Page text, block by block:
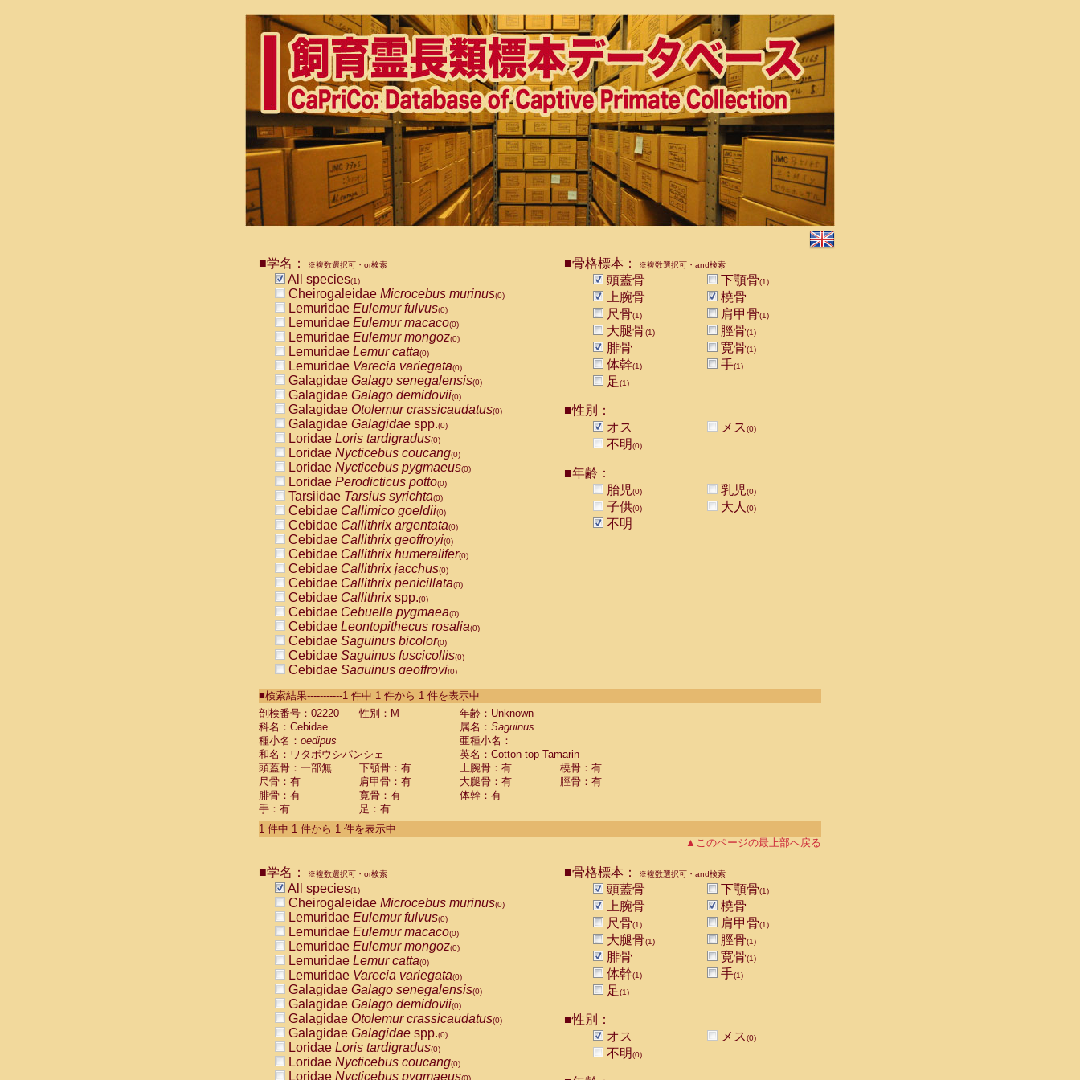
■学名： ※複数選択可・or検索
All species(1)
Cheirogaleidae Microcebus murinus(0)
Lemuridae Eulemur fulvus(0)
Lemuridae Eulemur macaco(0)
Lemuridae Eulemur mongoz(0)
Lemuridae Lemur catta(0)
Lemuridae Varecia variegata(0)
Galagidae Galago senegalensis(0)
Galagidae Galago demidovii(0)
Galagidae Otolemur crassicaudatus(0)
Galagidae Galagidae spp.(0)
Loridae Loris tardigradus(0)
Loridae Nycticebus coucang(0)
Loridae Nycticebus pygmaeus(0)
Loridae Perodicticus potto(0)
Tarsiidae Tarsius syrichta(0)
Cebidae Callimico goeldii(0)
Cebidae Callithrix argentata(0)
Cebidae Callithrix geoffroyi(0)
Cebidae Callithrix humeralifer(0)
Cebidae Callithrix jacchus(0)
Cebidae Callithrix penicillata(0)
Cebidae Callithrixspp.(0)
Cebidae Cebuella pygmaea(0)
Cebidae Leontopithecus rosalia(0)
Cebidae Saguinus bicolor(0)
Cebidae Saguinus fuscicollis(0)
Cebidae Saguinus geoffroyi(0)
CebidaeSaguinus labiatus(0)
Cebidae Saguinus leucopus (0)
Cebidae
Cebidae
CebidaeSaguinus nigricollis (0)
Cebidae Saguinus oedipus
Cebidae Saguinus weddelli
Cebidae Saguinusspp.
Cebidae Aotus trivirgatus
Cebidae Cebus albifrons
CebidaeCebus nigrivittatus
CebidaeCebus
CebidaeSaimiri boliviensis(0)
CebidaeSaimiri sciureus(0)
AtelidaeAlouatta caraya(0)
AtelidaeAlouatta fusca(0)
AtelidaeAlouatta seniculus
AtelidaeAlouattaspp.(0)
AtelidaeAteles belzebuth(0)
AtelidaeAteles geoffroyi(0)
AtelidaeAteles paniscus(0)
AtelidaeAtelesspp.(0)
Atelidae Lagothrix lagothricha
AtelidaeLagothrix lagothricha cana
PitheciidaeCacajao calvus rubicundus
■骨格標本： ※複数選択可・and検索
頭蓋骨 下顎骨(1)
上腕骨
橈骨
尺骨(1) 肩甲骨(1)
大腿骨(1) 脛骨(1)
腓骨 寛骨(1)
体幹(1) 手(1)
足(1)
■性別：
オス
メス(0)
不明(0)
■年齢：
胎児(0) 乳児(0)
子供(0) 大人 (0)
不明
■検索結果-----------1 件中 1 件から 1 件を表示中
剖検番号：02220
性別：M
年齢：Unknown
科名：Cebidae
属名： Saguinus
種小名： oedipus
亜種小名：
和名：ワタボウシパンシェ
英名：Cotton-top Tamarin
頭蓋骨：一部無
下顎骨：有 上腕骨：有
橈骨：有
尺骨：有
肩甲骨：有 大腿骨：有
脛骨：有
腓骨：有
寛骨：有
体幹：有
手：有
足：有
1 件中 1 件から 1 件を表示中
▲このページの最上部へ戻る
■学名： ※複数選択可・or検索
All species(1)
Cheirogaleidae Microcebus murinus(0)
Lemuridae Eulemur fulvus(0)
Lemuridae Eulemur macaco(0)
Lemuridae Eulemur mongoz(0)
Lemuridae Lemur catta(0)
Lemuridae Varecia variegata(0)
Galagidae Galago senegalensis(0)
Galagidae Galago demidovii(0)
Galagidae Otolemur crassicaudatus(0)
Galagidae Galagidae spp.(0)
Loridae Loris tardigradus(0)
Loridae Nycticebus coucang(0)
Loridae Nycticebus pygmaeus(0)
■骨格標本： ※複数選択可・and検索
頭蓋骨 下顎骨(1)
上腕骨
橈骨
尺骨(1) 肩甲骨(1)
大腿骨(1) 脛骨(1)
腓骨 寛骨(1)
体幹(1) 手(1)
足(1)
■性別：
オス
メス(0)
不明(0)